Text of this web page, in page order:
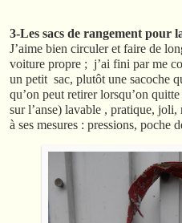
3-Les sacs de rangement pour
J’aime bien circuler et faire de
voiture propre ; j’ai fini par me
un petit sac, plutôt une sacoche
qu’on peut retirer lorsqu’on
sur l’anse) lavable , pratique,
à ses mesures : pressions, poche